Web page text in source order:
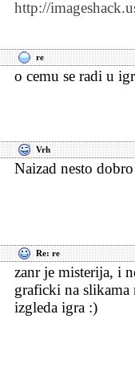
http://
re
o cemu se radi u
Vrh
Naizad nesto
Re: re
zanr je misterija, i
graficki na slikama
izgleda igra :)